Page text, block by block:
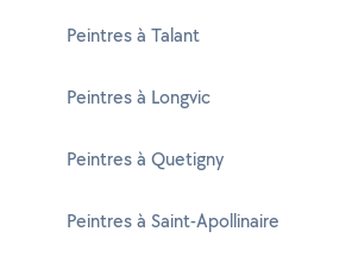
Peintres à Talant
Peintres à Longvic
Peintres à Quetigny
Peintres à Saint-Apollinaire